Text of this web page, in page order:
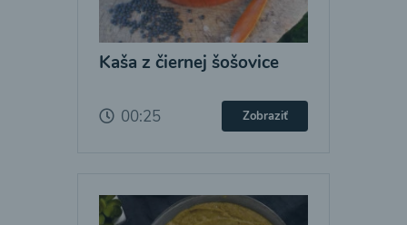
Kaša z čiernej šošovice
00:25 Zobraziť